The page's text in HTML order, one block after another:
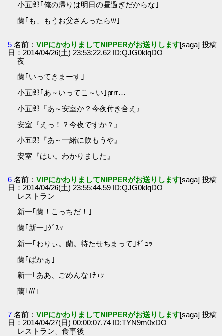
小五郎｢俺の帰りは明日の昼過ぎだからな｣
蘭｢も、もうお父さんったら///｣
5 名前：VIPにかわりましてNIPPERがお送りします[saga] 投稿
日：2014/04/26(土) 23:53:22.62 ID:QJG0klqDO
夜
蘭｢いってきまーす｣
小五郎｢あ～いってこ～い｣prrr…
小五郎『あ～安室か？今夜付き合え』
安室『えっ！？今夜ですか？』
小五郎『あ～一緒に飲もうや』
安室『はい。わかりました』
6 名前：VIPにかわりましてNIPPERがお送りします[saga] 投稿
日：2014/04/26(土) 23:55:44.59 ID:QJG0klqDO
レストラン
新一｢蘭！こっちだ！｣
蘭｢新一｣ｸﾞｽｯ
新一｢わりぃ。蘭。待たせちまって｣ｷﾞｭｯ
蘭｢ばかぁ｣
新一｢ああ、ごめんな｣ﾁｭｯ
蘭｢///｣
7 名前：VIPにかわりましてNIPPERがお送りします[saga] 投稿
日：2014/04/27(日) 00:00:07.74 ID:TYN9m0xDO
レストラン、食事後